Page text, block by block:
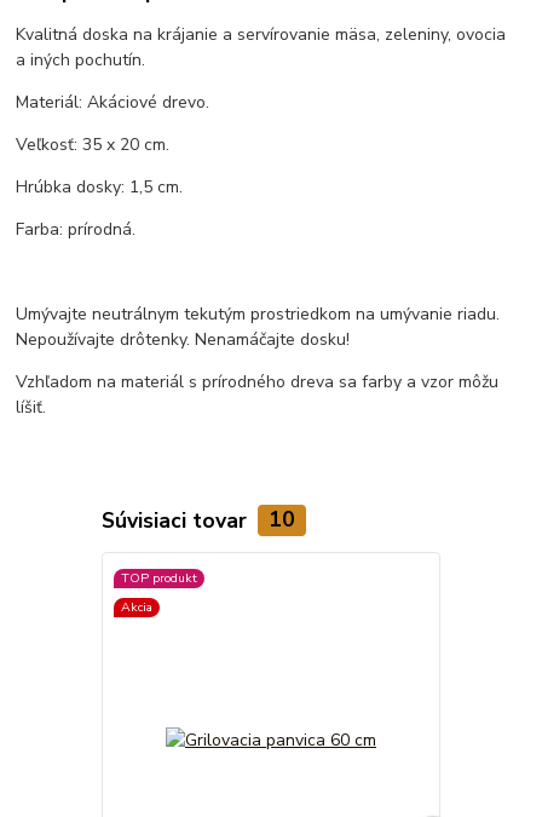
Kvalitná doska na krájanie a servírovanie mäsa, zeleniny, ovocia
a iných pochutín.
Materiál: Akáciové drevo.
Veľkosť: 35 x 20 cm.
Hrúbka dosky: 1,5 cm.
Farba: prírodná.
Umývajte neutrálnym tekutým prostriedkom na umývanie riadu.
Nepoužívajte drôtenky. Nenamáčajte dosku!
Vzhľadom na materiál s prírodného dreva sa farby a vzor môžu
líšiť.
Súvisiaci tovar 10
TOP produkt
Akcia